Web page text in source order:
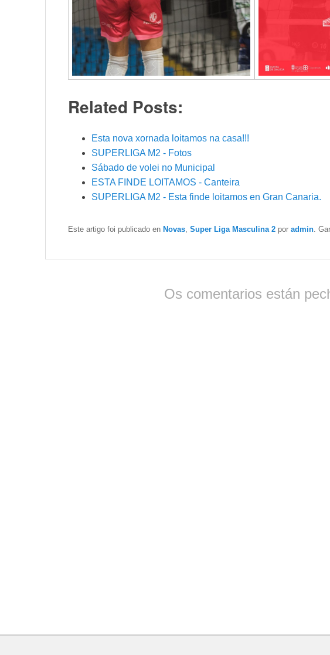
Related Posts:
Esta nova xornada loitamos na casa!!!
SUPERLIGA M2 - Fotos
Sábado de volei no Municipal
ESTA FINDE LOITAMOS - Canteira
SUPERLIGA M2 - Esta finde loitamos en Gran Canaria.
Este artigo foi publicado en Novas Super Liga Masculina 2 por admin .
Os comentarios están